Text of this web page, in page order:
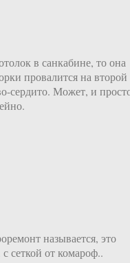
в санкабине, то она
провалится на второй
сердито. Может, и
называется, это
сеткой от комароф..